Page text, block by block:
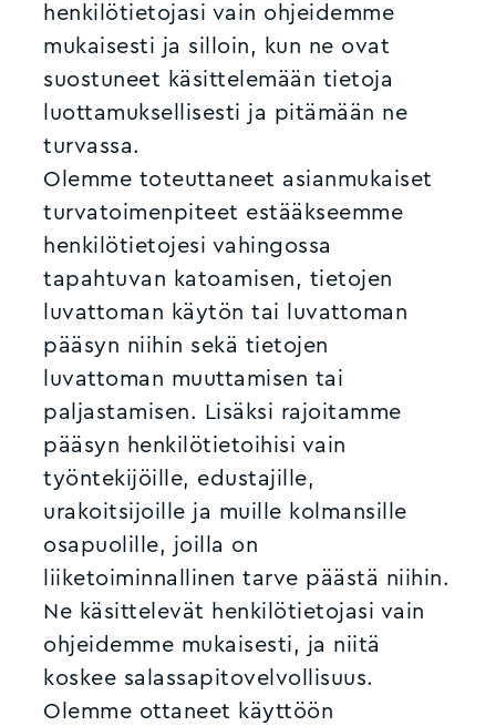
henkilötietojasi vain ohjeidemme
mukaisesti ja silloin, kun ne ovat
suostuneet käsittelemään tietoja
luottamuksellisesti ja pitämään ne
turvassa.
Olemme toteuttaneet asianmukaiset
turvatoimenpiteet estääkseemme
henkilötietojesi vahingossa
tapahtuvan katoamisen, tietojen
luvattoman käytön tai luvattoman
pääsyn niihin sekä tietojen
luvattoman muuttamisen tai
paljastamisen. Lisäksi rajoitamme
pääsyn henkilötietoihisi vain
työntekijöille, edustajille,
urakoitsijoille ja muille kolmansille
osapuolille, joilla on
liiketoiminnallinen tarve päästä niihin.
Ne käsittelevät henkilötietojasi vain
ohjeidemme mukaisesti, ja niitä
koskee salassapitovelvollisuus.
Olemme ottaneet käyttöön